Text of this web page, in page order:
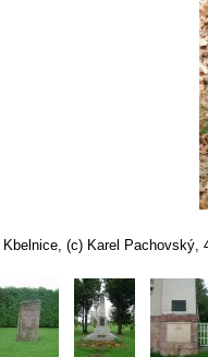
Kbelnice, (c) Karel Pachovský,